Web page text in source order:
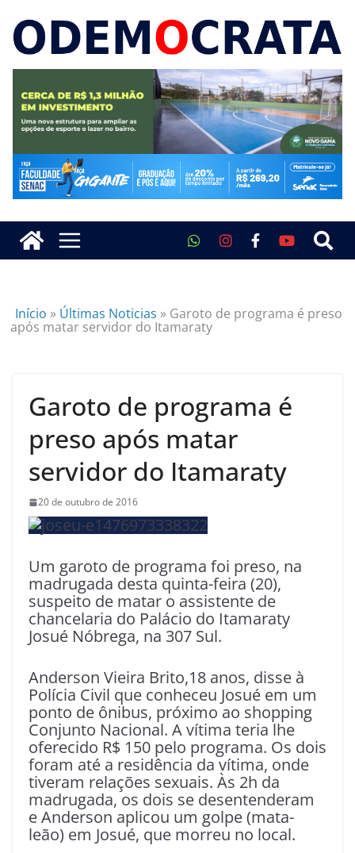
Início » Últimas Noticias » Garoto de programa é preso
após matar servidor do Itamaraty
Garoto de programa é
preso após matar
servidor do Itamaraty
20 de outubro de 2016
Um garoto de programa foi preso, na
madrugada desta quinta-feira (20),
suspeito de matar o assistente de
chancelaria do Palácio do Itamaraty
Josué Nóbrega, na 307 Sul.
Anderson Vieira Brito,18 anos, disse à
Polícia Civil que conheceu Josué em um
ponto de ônibus, próximo ao shopping
Conjunto Nacional. A vítima teria lhe
oferecido R$ 150 pelo programa. Os dois
foram até a residência da vítima, onde
tiveram relações sexuais. Às 2h da
madrugada, os dois se desentenderam
e Anderson aplicou um golpe (mata-
leão) em Josué, que morreu no local.